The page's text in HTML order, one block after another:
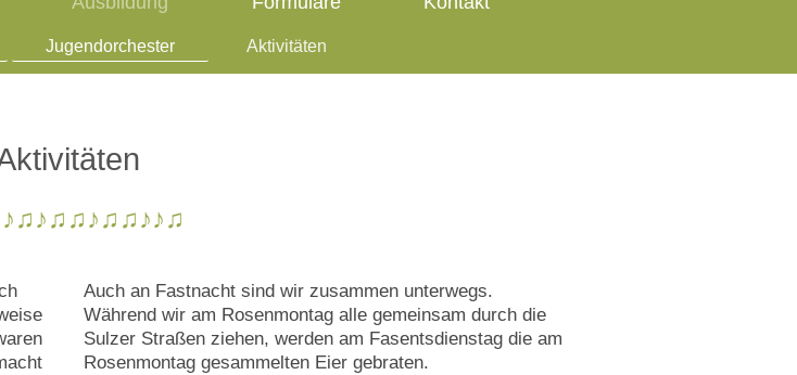
Jugendorchester Aktivitäten
Auch an Fastnacht sind wir zusammen unterwegs.
Während wir am Rosenmontag alle gemeinsam durch die
Sulzer Straßen ziehen, werden am Fasentsdienstag die am
Rosenmontag gesammelten Eier gebraten.